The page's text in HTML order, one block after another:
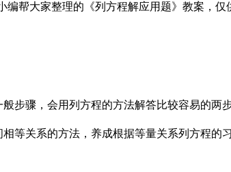
编帮大家整理的《列方程解应用题》教案，仅
步骤，会用列方程的方法解答比较容易的两
等关系的方法，养成根据等量关系列方程的习